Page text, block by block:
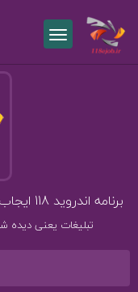
برنامه اندروید 118 ایجاب | سامانه ثبت الکترونیکی مشاغل کشور
تبلیغات یعنی دیده